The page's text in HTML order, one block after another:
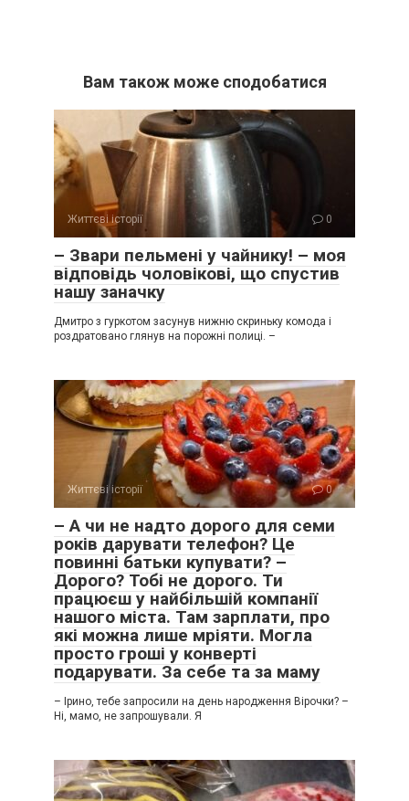
Вам також може сподобатися
Життєві історії 0
– Звари пельмені у чайнику! – моя
відповідь чоловікові, що спустив
нашу заначку
Дмитро з гуркотом засунув нижню скриньку комода і
роздратовано глянув на порожні полиці. –
Життєві історії 0
– А чи не надто дорого для семи
років дарувати телефон? Це
повинні батьки купувати? –
Дорого? Тобі не дорого. Ти
працюєш у найбільшій компанії
нашого міста. Там зарплати, про
які можна лише мріяти. Могла
просто гроші у конверті
подарувати. За себе та за маму
– Ірино, тебе запросили на день народження Вірочки? –
Ні, мамо, не запрошували. Я